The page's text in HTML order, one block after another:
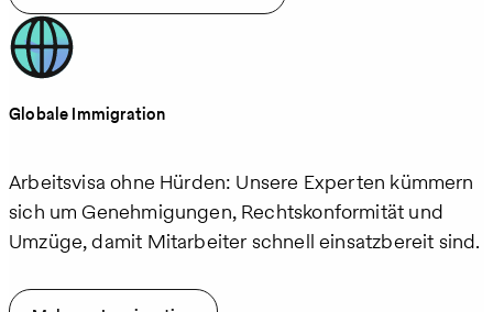
Globale Immigration
Arbeitsvisa ohne Hürden: Unsere Experten kümmern
sich um Genehmigungen, Rechtskonformität und
Umzüge, damit Mitarbeiter schnell einsatzbereit sind.